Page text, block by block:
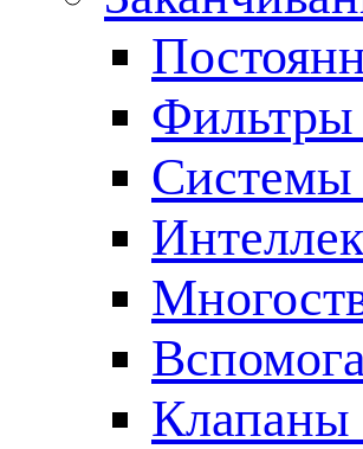
Фильтры
Cистемы
Клапаны